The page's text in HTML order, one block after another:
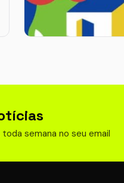
180 casas
semana no seu email